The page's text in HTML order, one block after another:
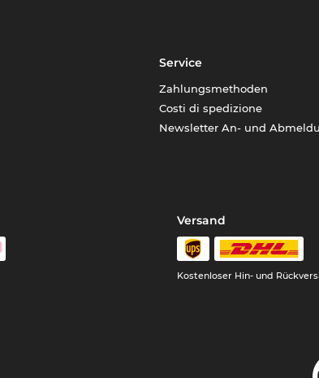
Service
Zahlungsmethoden
Costi di spedizione
Newsletter An- und
Versand
Kostenloser Hin- und